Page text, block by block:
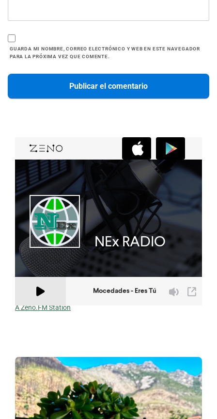
GUARDA MI NOMBRE, CORREO ELECTRÓNICO Y WEB EN ESTE NAVEGADOR
PARA LA PRÓXIMA VEZ QUE COMENTE.
A Zeno.FM Station